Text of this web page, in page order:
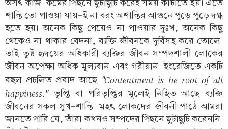
অসৎ কাজ-কর্মের পিছনে ছুটাছুটি করেই সময় কাটাতে হয়। এতে
শান্তি তো পাওয়া যায়-ই না বরং অশান্তির আগুনে পুড়ে পুড়ে দগ্ধ
হতে হয়। অনেক কিছু পেয়েও না পাওয়ার দুঃখ, অনেক কিছু
থেকেও না থাকার বেদনা, ব্যক্তি জীবনকে দুর্বিসহ করে তোলে।
তাই তুষ্ট হৃদয়ের অধিকারী ব্যক্তির জীবন সম্পদশালী লোকের
জীবন অপেক্ষা অধিক মূল্যবান এবং গরীয়ান। ইংরেজিতে একটি
বহুল প্রচলিত প্রবাদ আছে "Contentment is he root of all
happiness."তৃপ্তি বা পরিতৃপ্তির মূলেই নিহিত আছে ব্যক্তি
জীবনের সকল সুখ-শান্তি। মহৎ লোকদের জীবনী পাঠে আমরা
জানতে পারি যে, তাঁরা কখনও সম্পদের পিছনে ছুটাছুটি করেননি।